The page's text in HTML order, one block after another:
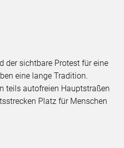
der sichtbare Protest für eine
eine lange Tradition.
teils autofreien Hauptstraßen
Platz für Menschen